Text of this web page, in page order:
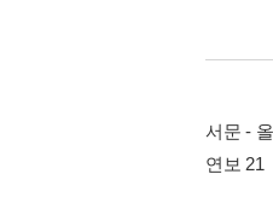
서문 -
연보 21